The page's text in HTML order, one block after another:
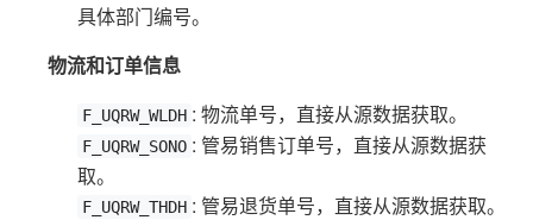
具体部门编号。
物流和订单信息
F_UQRW_WLDH : 物流单号，直接从源数据获取。
F_UQRW_SONO : 管易销售订单号，直接从源数据获
取。
F_UQRW_THDH : 管易退货单号，直接从源数据获取。